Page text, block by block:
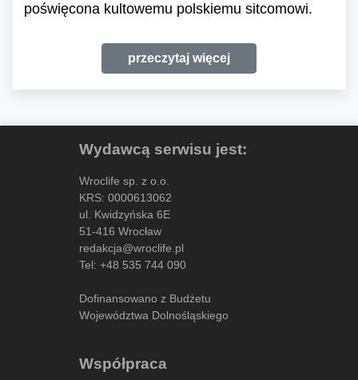
poświęcona kultowemu polskiemu sitcomowi.
przeczytaj więcej
Wydawcą serwisu jest:
Wroclife sp. z o.o.
KRS: 0000613062
ul. Kwidzyńska 6E
51-416 Wrocław
redakcja@wroclife.pl
Tel: +48 535 744 090
Dofinansowano z Budżetu
Województwa Dolnośląskiego
Współpraca